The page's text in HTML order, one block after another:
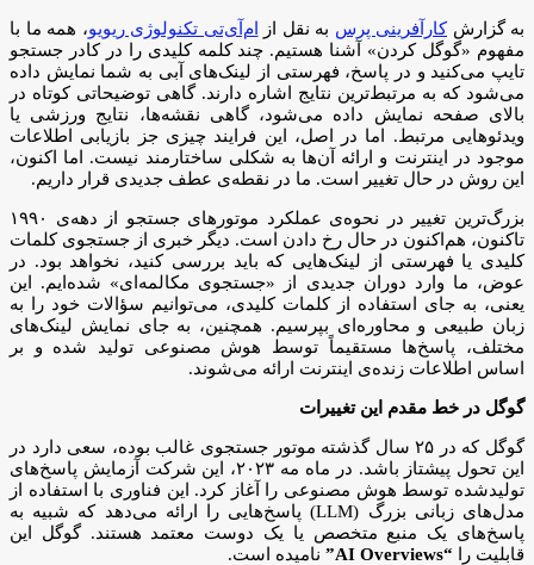
به گزارشکارآفرینی پرس به نقل از ام‌آی‌تی تکنولوژی ریویو، همه ما با
مفهوم «گوگل کردن» آشنا هستیم. چند کلمه کلیدی را در کادر جستجو
تایپ می‌کنید و در پاسخ، فهرستی از لینک‌های آبی به شما نمایش داده
می‌شود که به مرتبط‌ترین نتایج اشاره دارند. گاهی توضیحاتی کوتاه در
بالای صفحه نمایش داده می‌شود، گاهی نقشه‌ها، نتایج ورزشی یا
ویدئوهایی مرتبط. اما در اصل، این فرایند چیزی جز بازیابی اطلاعات
موجود در اینترنت و ارائه آن‌ها به شکلی ساختارمند نیست. اما اکنون،
این روش در حال تغییر است. ما در نقطه‌ی عطف جدیدی قرار داریم.
بزرگ‌ترین تغییر در نحوه‌ی عملکرد موتورهای جستجو از دهه‌ی ۱۹۹۰
تاکنون، هم‌اکنون در حال رخ دادن است. دیگر خبری از جستجوی کلمات
کلیدی یا فهرستی از لینک‌هایی که باید بررسی کنید، نخواهد بود. در
عوض، ما وارد دوران جدیدی از «جستجوی مکالمه‌ای» شده‌ایم. این
یعنی، به جای استفاده از کلمات کلیدی، می‌توانیم سؤالات خود را به
زبان طبیعی و محاوره‌ای بپرسیم. همچنین، به جای نمایش لینک‌های
مختلف، پاسخ‌ها مستقیماً توسط هوش مصنوعی تولید شده و بر
اساس اطلاعات زنده‌ی اینترنت ارائه می‌شوند.
گوگل در خط مقدم این تغییرات
گوگل که در ۲۵ سال گذشته موتور جستجوی غالب بوده، سعی دارد در
این تحول پیشتاز باشد. در ماه مه ۲۰۲۳، این شرکت آزمایش پاسخ‌های
تولیدشده توسط هوش مصنوعی را آغاز کرد. این فناوری با استفاده از
مدل‌های زبانی بزرگ (LLM) پاسخ‌هایی را ارائه می‌دهد که شبیه به
پاسخ‌های یک منبع متخصص یا یک دوست معتمد هستند. گوگل این
قابلیت را “AI Overviews” نامیده است.